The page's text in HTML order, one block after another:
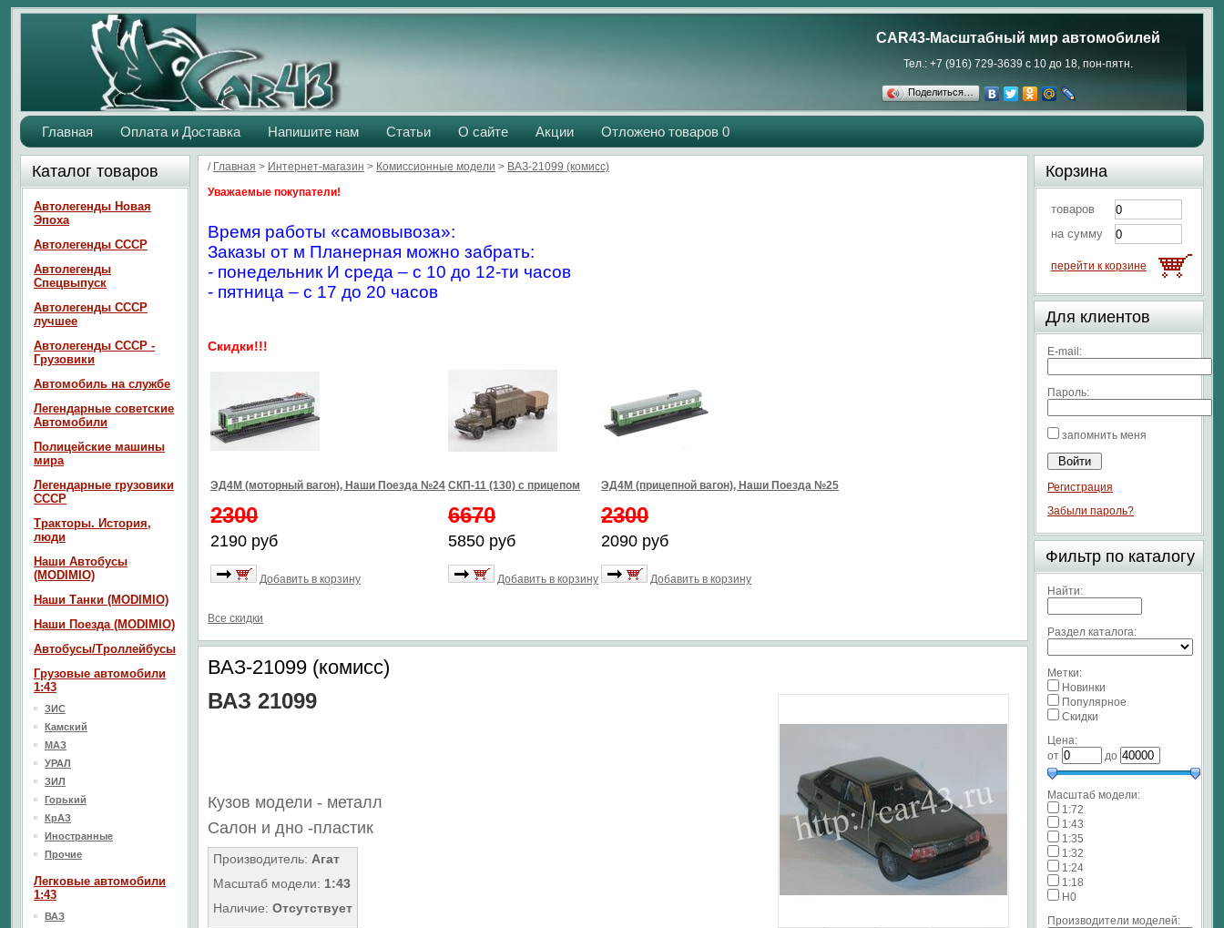
CAR43-Масштабный мир автомобилей
Тел.: +7 (916) 729-3639 с 10 до 18, пон-пятн.
Поделиться…
Главная Оплата и Доставка Напишите нам Статьи О сайте Акции Отложено товаров 0
/ Главная > Интернет-магазин > Комиссионные модели > ВАЗ-21099 (комисс)
Уважаемые покупатели!
Время работы «самовывоза»:
Заказы от м Планерная можно забрать:
- понедельник И среда – с 10 до 12-ти часов
- пятница – с 17 до 20 часов
Скидки!!!
ЭД4М (моторный вагон), Наши Поезда №24
2300
2190 руб
Добавить в корзину
СКП-11 (130) с прицепом
6670
5850 руб
Добавить в корзину
ЭД4М (прицепной вагон), Наши Поезда №25
2300
2090 руб
Добавить в корзину
Все скидки
ВАЗ-21099 (комисс)
ВАЗ 21099
Кузов модели - металл
Салон и дно -пластик
Производитель: Агат
Масштаб модели: 1:43
Наличие: Отсутствует
Каталог товаров
Автолегенды Новая
Эпоха
Автолегенды СССР
Автолегенды
Спецвыпуск
Автолегенды СССР
лучшее
Автолегенды СССР -
Грузовики
Автомобиль на службе
Легендарные советские
Автомобили
Полицейские машины
мира
Легендарные грузовики
СССР
Тракторы. История,
люди
Наши Автобусы
(MODIMIO)
Наши Танки (MODIMIO)
Наши Поезда (MODIMIO)
Автобусы/Троллейбусы
Грузовые автомобили
1:43
ЗИС
Камский
МАЗ
УРАЛ
ЗИЛ
Горький
КрАЗ
Иностранные
Прочие
Легковые автомобили
1:43
ВАЗ
Корзина
товаров
на сумму
перейти к корзине
Для клиентов
E-mail:
Пароль:
запомнить меня
Регистрация
Забыли пароль?
Фильтр по каталогу
Найти:
Раздел каталога:
Метки:
Новинки
Популярное
Скидки
Цена:
от
до
Масштаб модели:
1:72
1:43
1:35
1:32
1:24
1:18
H0
Производители моделей: